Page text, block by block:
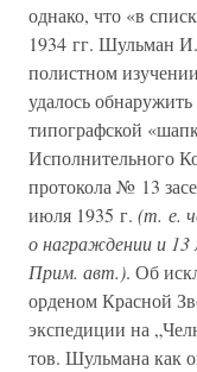
однако, что «в
1934 гг. Шульман
полистном
удалось
типографской
Исполнительного
протокола № 13
июля 1935 г. (т. е.
о награждении и 13
Прим. авт.). Об
орденом Красной
экспедиции на
тов. Шульмана как